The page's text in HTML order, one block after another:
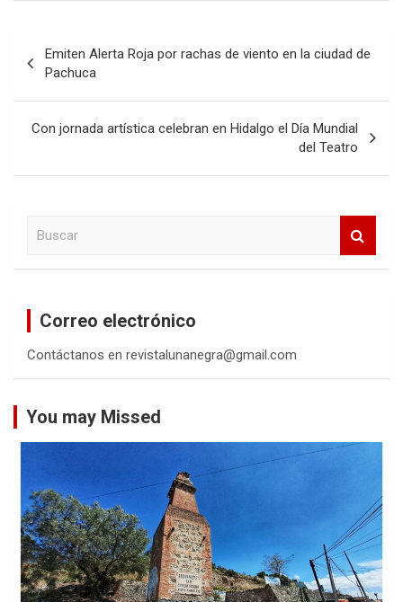
de
entradas
Emiten Alerta Roja por rachas de viento en la ciudad de
Pachuca
Con jornada artística celebran en Hidalgo el Día Mundial
del Teatro
Correo electrónico
Contáctanos en revistalunanegra@gmail.com
You may Missed